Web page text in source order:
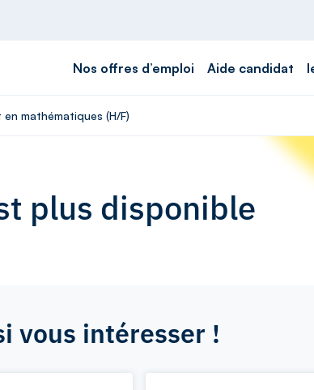
Nos offres d’emploi Aide candidat
mathématiques (H/F)
plus disponible
vous intéresser !